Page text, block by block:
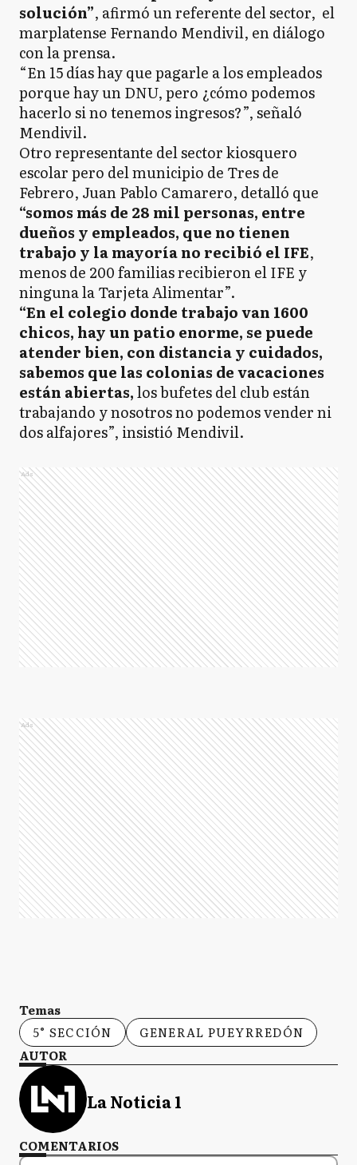
solución”, afirmó un referente del sector, el
marplatense Fernando Mendivil, en diálogo
con la prensa.
“En 15 días hay que pagarle a los empleados
porque hay un DNU, pero ¿cómo podemos
hacerlo si no tenemos ingresos?”, señaló
Mendivil.
Otro representante del sector kiosquero
escolar pero del municipio de Tres de
Febrero, Juan Pablo Camarero, detalló que
“somos más de 28 mil personas, entre
dueños y empleados, que no tienen
trabajo y la mayoría no recibió el IFE,
menos de 200 familias recibieron el IFE y
ninguna la Tarjeta Alimentar”.
“En el colegio donde trabajo van 1600
chicos, hay un patio enorme, se puede
atender bien, con distancia y cuidados,
sabemos que las colonias de vacaciones
están abiertas,los bufetes del club están
trabajando y nosotros no podemos vender ni
dos alfajores”, insistió Mendivil.
Ads
Ads
Temas
5° SECCIÓN
GENERAL PUEYRREDÓN
AUTOR
La Noticia 1
COMENTARIOS